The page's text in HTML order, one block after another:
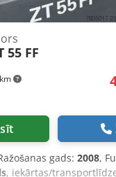
55 FF
gads: 2008,
, iekārtas/